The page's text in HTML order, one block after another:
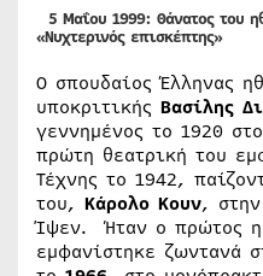
5 Μαΐου 1999: Θάνατος του
«Νυχτερινός επισκέπτης»
Ο σπουδαίος Έλληνας
υποκριτικής Βασίλης
γεννημένος το 1920
πρώτη θεατρική του
Τέχνης το 1942,
του, Κάρολο Κουν,
Ίψεν. Ήταν ο πρώτος
εμφανίστηκε ζωντανά